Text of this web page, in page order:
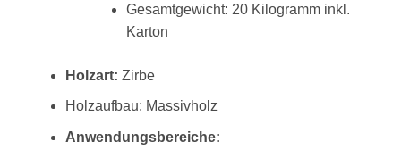
Gesamtgewicht: 20 Kilogramm inkl.
Karton
Holzart: Zirbe
Holzaufbau: Massivholz
Anwendungsbereiche: